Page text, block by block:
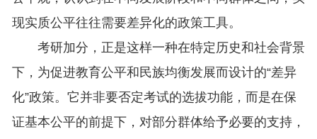
现实质公平往往需要差异化的政策工具。
考研加分，正是这样一种在特定历史和社会背景
下，为促进教育公平和民族均衡发展而设计的“差异
化”政策。它并非要否定考试的选拔功能，而是在保
证基本公平的前提下，对部分群体给予必要的支持，